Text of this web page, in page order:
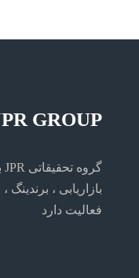
GROUP
بازاریابی ،
فعالیت دارد